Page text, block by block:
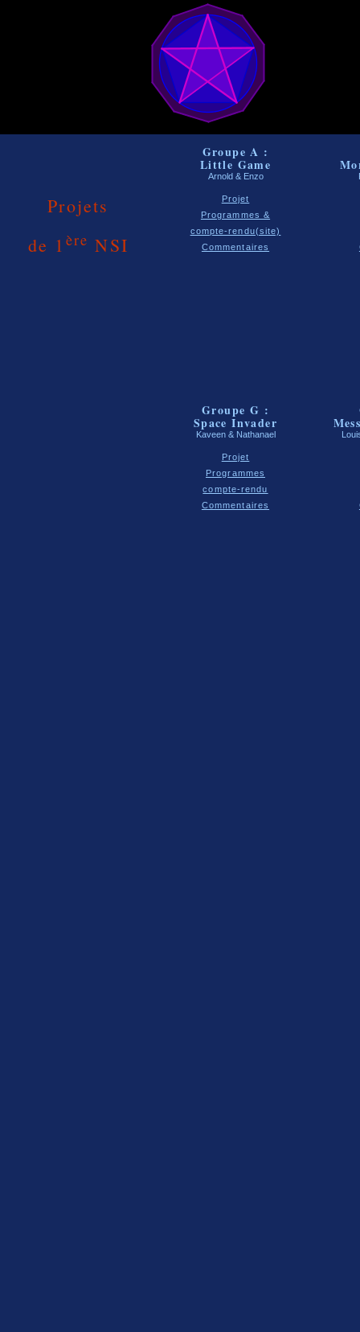
Projets
de 1 ère NSI
Groupe A :
Little Game
Arnold & Enzo
Projet
Programmes &
compte-rendu(site)
Commentaires
Groupe G :
Space Invader
Kaveen & Nathanael
Projet
Programmes
compte-rendu
Commentaires